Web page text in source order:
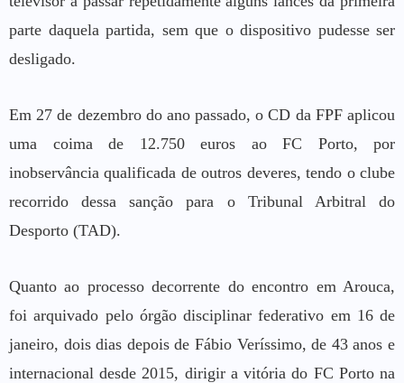
parte daquela partida, sem que o dispositivo pudesse ser
desligado.
Em 27 de dezembro do ano passado, o CD da FPF aplicou
uma coima de 12.750 euros ao FC Porto, por
inobservância qualificada de outros deveres, tendo o clube
recorrido dessa sanção para o Tribunal Arbitral do
Desporto (TAD).
Quanto ao processo decorrente do encontro em Arouca,
foi arquivado pelo órgão disciplinar federativo em 16 de
janeiro, dois dias depois de Fábio Veríssimo, de 43 anos e
internacional desde 2015, dirigir a vitória do FC Porto na